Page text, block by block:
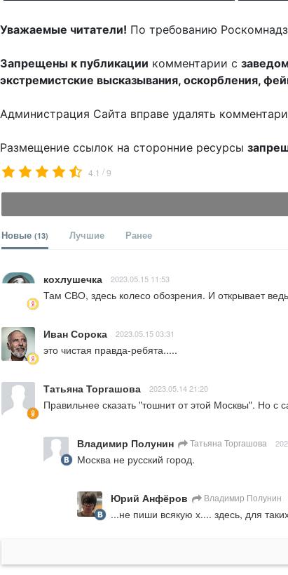
Уважаемые читатели! По требованию
Запрещены к публикации комментарии с
экстремистские высказывания, оскорбления,
Администрация Сайта вправе удалять
Размещение ссылок на сторонние ресурсы
4.1 /9
Новые (13) Лучшие Ранее
кохлушечка 2023.05.15 11:53
Там СВО, здесь колесо обозрения. И открывает
Иван Сорока 2023.05.15 03:31
это чистая правда-ребята.....
Татьяна Торгашова 2023.05.14 21:20
Правильнее сказать "тошнит от этой Москвы". Но с
Владимир Полунин Татьяна Торгашова
Москва не русский город.
Юрий Анфёров Владимир Полунин
...не пиши всякую х.... здесь, для